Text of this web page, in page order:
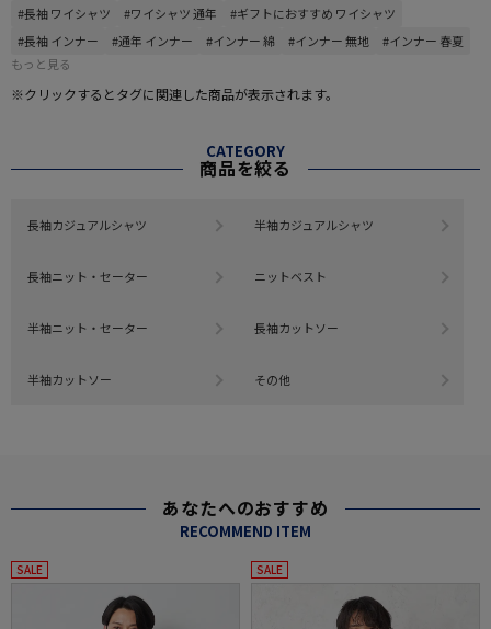
#長袖 ワイシャツ #ワイシャツ 通年
#ギフトにおすすめ ワイシャツ
#長袖 インナー
#通年 インナー #インナー 綿 #インナー 無地
#インナー 春夏
もっと見る
※クリックするとタグに関連した商品が表示されます。
CATEGORY
商品を絞る
長袖カジュアルシャツ 半袖カジュアルシャツ
長袖ニット・セーター ニットベスト
半袖ニット・セーター 長袖カットソー
半袖カットソー その他
あなたへのおすすめ
RECOMMEND ITEM
SALE SALE